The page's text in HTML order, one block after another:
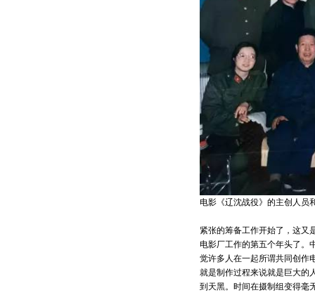
电影《辽沈战役》的主创人员
紧张的筹备工作开始了，这又
电影厂工作的第五个年头了。
觉许多人在一起所谓共同创作
就是制作过程来说就是巨大的
到天黑。时间在摄制组变得毫